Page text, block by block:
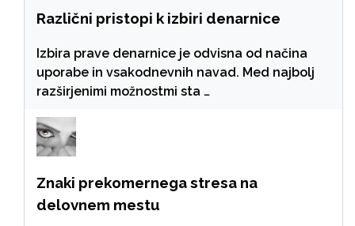
Različni pristopi k izbiri denarnice
Izbira prave denarnice je odvisna od načina
uporabe in vsakodnevnih navad. Med najbolj
razširjenimi možnostmi sta …
Znaki prekomernega stresa na
delovnem mestu